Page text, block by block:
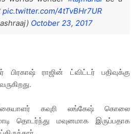
pic.twitter.com/4tTvBHr7UR
October 23, 2017
பிரகாஷ் ராஜின் ட்விட்டர் பதிவுக்கு
கவுரி லங்கேஷ் கொலை
தொடர்ந்து மவுனமாக இருப்பதாக